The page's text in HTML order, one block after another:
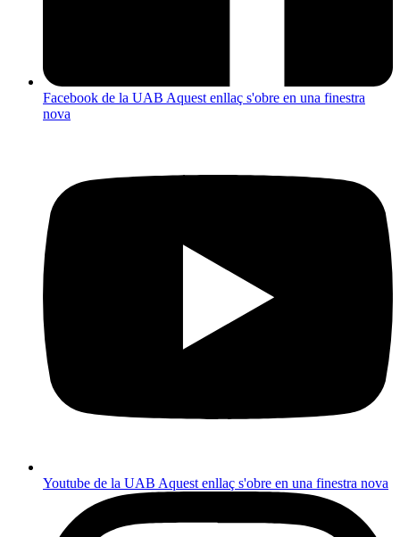
Facebook de la UAB Aquest enllaç s'obre en una finestra
nova
Youtube de la UAB Aquest enllaç s'obre en una finestra nova